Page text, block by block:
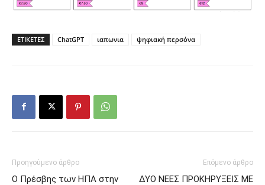
ΕΤΙΚΕΤΕΣ ChatGPT ιαπωνια ψηφιακή περσόνα
Προηγούμενο άρθρο
Ο Πρέσβης των ΗΠΑ στην
Επόμενο άρθρο
ΔΥΟ ΝΕΕΣ ΠΡΟΚΗΡΥΞΕΙΣ ΜΕ